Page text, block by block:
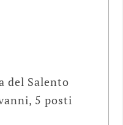
del Salento
5 posti